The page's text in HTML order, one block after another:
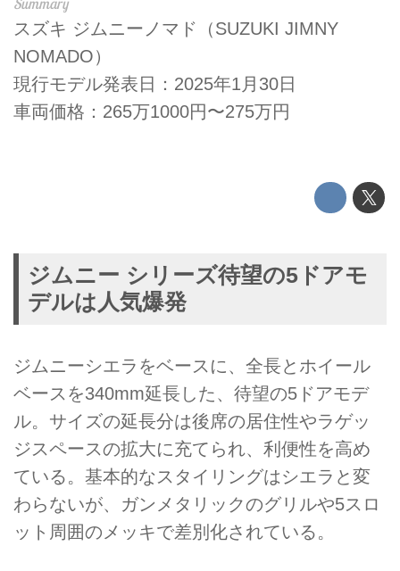
スズキ ジムニーノマド（SUZUKI JIMNY
NOMADO）
現行モデル発表日：2025年1月30日
車両価格：265万1000円〜275万円
ジムニー シリーズ待望の5ドアモ
デルは人気爆発
ジムニーシエラをベースに、全長とホイール
ベースを340mm延長した、待望の5ドアモデ
ル。サイズの延長分は後席の居住性やラゲッ
ジスペースの拡大に充てられ、利便性を高め
ている。基本的なスタイリングはシエラと変
わらないが、ガンメタリックのグリルや5スロ
ット周囲のメッキで差別化されている。